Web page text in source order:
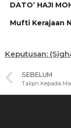
DATO’ HAJI
Mufti Kerajaan
Keputusan:
SEBELUM
Talqin Kepada